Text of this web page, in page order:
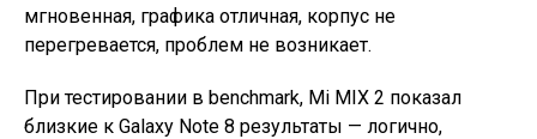
мгновенная, графика отличная, корпус не
перегревается, проблем не возникает.
При тестировании в benchmark, Mi MIX 2 показал
близкие к Galaxy Note 8 результаты — логично,